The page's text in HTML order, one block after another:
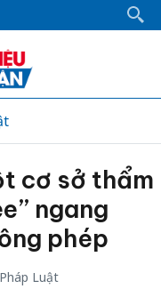
cơ sở thẩm
ngang
phép
Luật